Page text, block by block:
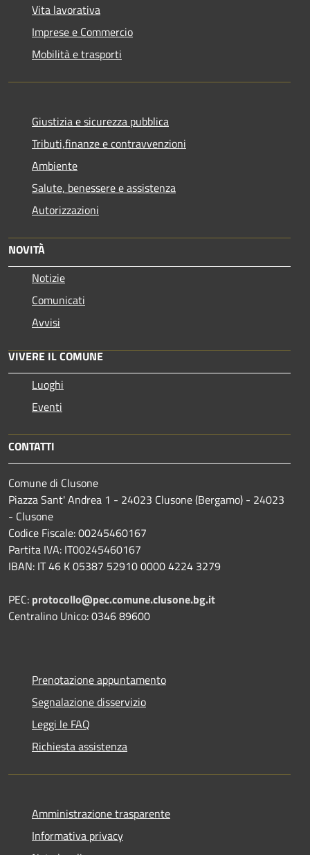
Vita lavorativa
Imprese e Commercio
Mobilità e trasporti
Giustizia e sicurezza pubblica
Tributi,finanze e contravvenzioni
Ambiente
Salute, benessere e assistenza
Autorizzazioni
NOVITÀ
Notizie
Comunicati
Avvisi
VIVERE IL COMUNE
Luoghi
Eventi
CONTATTI
Comune di Clusone
Piazza Sant' Andrea 1 - 24023 Clusone (Bergamo) - 24023
- Clusone
Codice Fiscale: 00245460167
Partita IVA: IT00245460167
IBAN: IT 46 K 05387 52910 0000 4224 3279
PEC: protocollo@pec.comune.clusone.bg.it
Centralino Unico: 0346 89600
Prenotazione appuntamento
Segnalazione disservizio
Leggi le FAQ
Richiesta assistenza
Amministrazione trasparente
Informativa privacy